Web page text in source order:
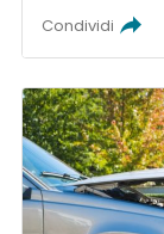
Condividi